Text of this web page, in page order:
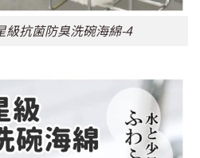
級抗菌防臭洗碗海綿-4